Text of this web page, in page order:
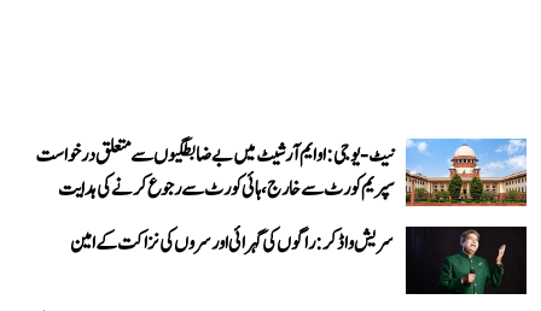
نیٹ-یو جی: او ایم آر شیٹ میں بے ضابطگیوں سے متعلق درخواست
سپریم کورٹ سے خارج، ہائی کورٹ سے رجوع کرنے کی ہدایت
سریش واڈکر: راگوں کی گہرائی اور سروں کی نزاکت کے امین